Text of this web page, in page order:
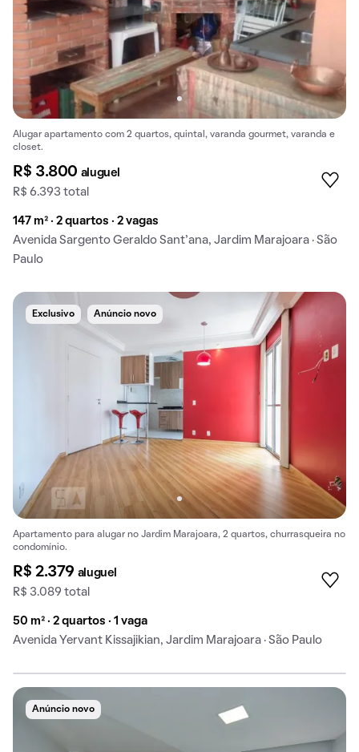
Alugar apartamento com 2 quartos, quintal, varanda gourmet, varanda e
closet.
R$ 3.800 aluguel
R$ 6.393 total
147 m² · 2 quartos · 2 vagas
Avenida Sargento Geraldo Sant’ana, Jardim Marajoara · São
Paulo
Exclusivo Anúncio novo
Apartamento para alugar no Jardim Marajoara, 2 quartos, churrasqueira no
condomínio.
R$ 2.379 aluguel
R$ 3.089 total
50 m² · 2 quartos · 1 vaga
Avenida Yervant Kissajikian, Jardim Marajoara · São Paulo
Anúncio novo